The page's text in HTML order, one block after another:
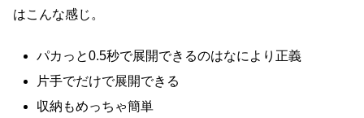
はこんな感じ。
パカっと0.5秒で展開できるのはなにより正義
片手でだけで展開できる
収納もめっちゃ簡単